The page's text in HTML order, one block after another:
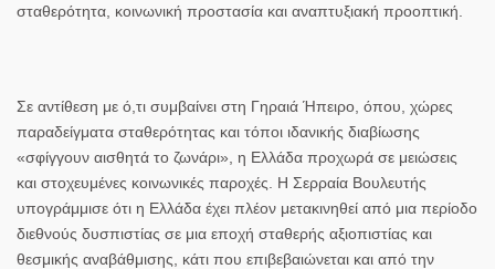
σταθερότητα, κοινωνική προστασία και αναπτυξιακή προοπτική.
Σε αντίθεση με ό,τι συμβαίνει στη Γηραιά Ήπειρο, όπου, χώρες
παραδείγματα σταθερότητας και τόποι ιδανικής διαβίωσης
«σφίγγουν αισθητά το ζωνάρι», η Ελλάδα προχωρά σε μειώσεις
και στοχευμένες κοινωνικές παροχές. Η Σερραία Βουλευτής
υπογράμμισε ότι η Ελλάδα έχει πλέον μετακινηθεί από μια περίοδο
διεθνούς δυσπιστίας σε μια εποχή σταθερής αξιοπιστίας και
θεσμικής αναβάθμισης, κάτι που επιβεβαιώνεται και από την